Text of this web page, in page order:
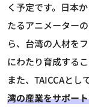
く予定です。日本
たるアニメーター
ら、台湾の人材を
にわたり育成する
また、TAICCAとし
湾の産業をサポー